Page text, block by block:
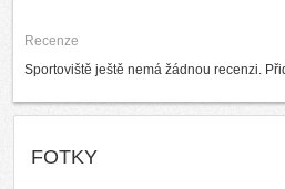
Recenze
Sportoviště ještě nemá žádnou recenzi.
FOTKY